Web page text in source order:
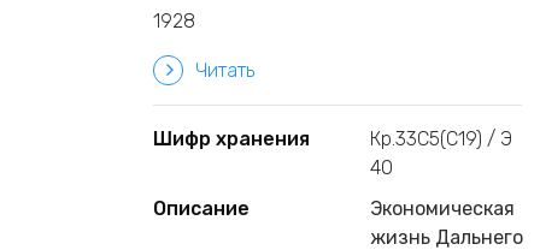
1928
Читать
Шифр хранения
Кр.33С5(С19) / Э
40
Описание
Экономическая
жизнь Дальнего